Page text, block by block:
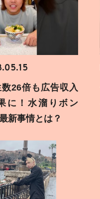
26倍も広告収入
に！水溜りボン
新事情とは？